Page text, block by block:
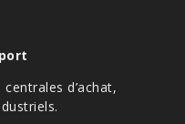
d’achat,